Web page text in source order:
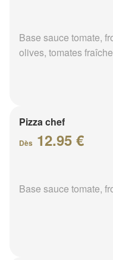
Base sauce tomate,
olives, tomates
Pizza chef
Dès 12.95 €
Base sauce tomate,